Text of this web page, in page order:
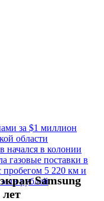
за $1 миллион
области
начался в колонии
газовые поставки в
пробегом 5 220 км и
рублей
Samsung